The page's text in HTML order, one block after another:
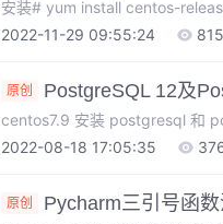
安装# yum install centos-
2022-11-29 09:55:24
815
原创 PostgreSQL 12及
centos7.9 安装 postgresql 和
2022-08-18 17:05:35
原创 Pycharm三引号函